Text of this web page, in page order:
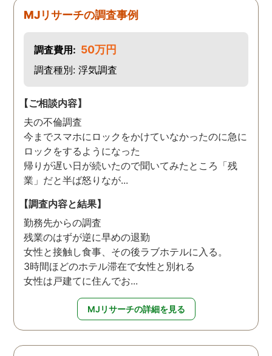
MJリサーチの調査事例
調査費用: 50万円
調査種別: 浮気調査
【ご相談内容】
夫の不倫調査
今までスマホにロックをかけていなかったのに急に
ロックをするようになった
帰りが遅い日が続いたので聞いてみたところ「残
業」だと半ば怒りなが...
【調査内容と結果】
勤務先からの調査
残業のはずが逆に早めの退勤
女性と接触し食事、その後ラブホテルに入る。
3時間ほどのホテル滞在で女性と別れる
女性は戸建てに住んでお...
MJリサーチの詳細を見る